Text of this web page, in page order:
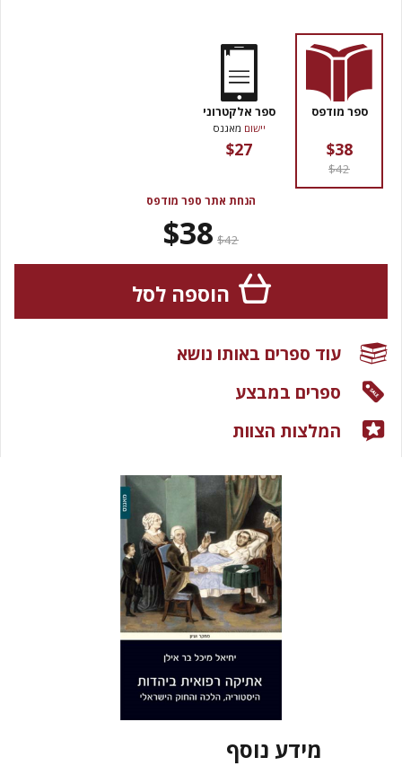
מידע נוסף
ספר מודפס
$38
$42
ספר אלקטרוני
יישום מאגנס
$27
הנחת אתר ספר מודפס
$42
$38
הוספה לסל
עוד ספרים באותו נושא
ספרים במבצע
המלצות הצוות